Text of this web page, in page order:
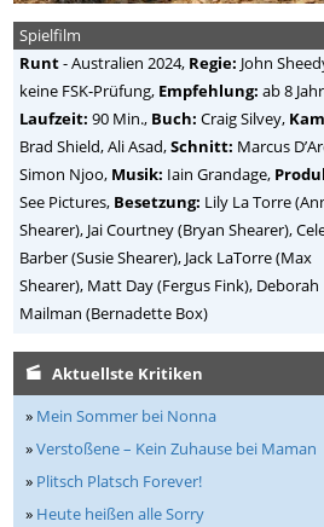
Spielfilm
Runt-Australien 2024, Regie: John
keine FSK-Prüfung, Empfehlung: ab 8
Laufzeit: 90 Min., Buch: Craig Silvey,
Brad Shield, Ali Asad,Schnitt: Marcus
Simon Njoo, Musik: Iain Grandage,
See Pictures, Besetzung: Lily La Torre
Shearer), Jai Courtney (Bryan Shearer),
Barber (Susie Shearer), Jack LaTorre (Max
Shearer), Matt Day (Fergus Fink), Deborah
Mailman (Bernadette Box)
Aktuellste Kritiken
» Mein Sommer bei Nonna
»Verstoßene – Kein Zuhause bei Maman
» Plitsch Platsch Forever!
» Heute heißen alle Sorry